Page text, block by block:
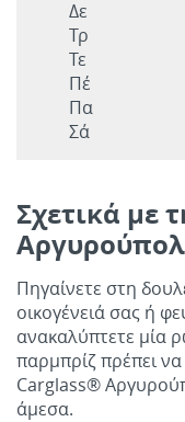
Δε
Τρ
Τε
Πέ
Πα
Σά
Σχετικά με
Πηγαίνετε στη
οικογένειά σας ή
ανακαλύπτετε μία
παρμπρίζ πρέπει
Carglass®
άμεσα.